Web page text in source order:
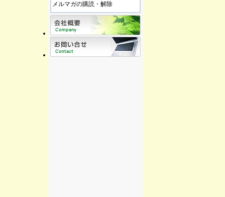
メルマガの購読・解除